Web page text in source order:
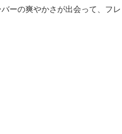
ーの爽やかさが出会って、フレ